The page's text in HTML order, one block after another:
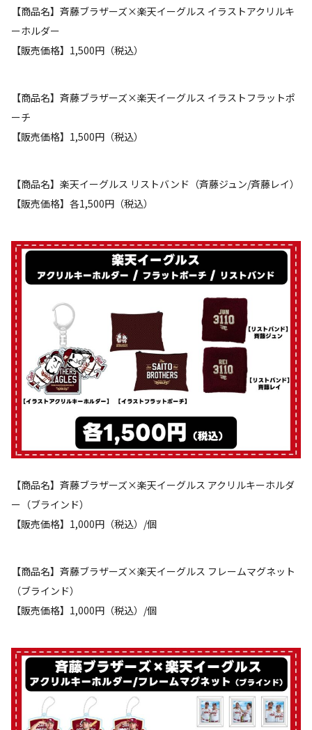
【商品名】斉藤ブラザーズ×楽天イーグルス イラストアクリルキ
ーホルダー
【販売価格】1,500円（税込）
【商品名】斉藤ブラザーズ×楽天イーグルス イラストフラットポ
ーチ
【販売価格】1,500円（税込）
【商品名】楽天イーグルス リストバンド（斉藤ジュン/斉藤レイ）
【販売価格】各1,500円（税込）
【商品名】斉藤ブラザーズ×楽天イーグルス アクリルキーホルダ
ー（ブラインド）
【販売価格】1,000円（税込）/個
【商品名】斉藤ブラザーズ×楽天イーグルス フレームマグネット
（ブラインド）
【販売価格】1,000円（税込）/個